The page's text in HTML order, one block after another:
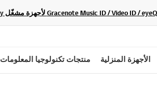
الأجهزة المنزلية منتجات تكنولوجيا المعلومات